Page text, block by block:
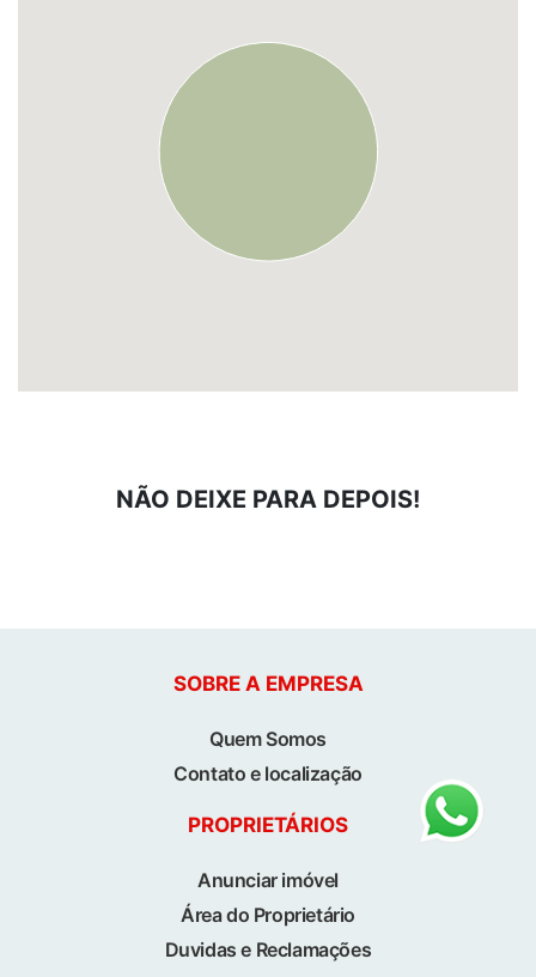
NÃO DEIXE PARA DEPOIS!
SOBRE A EMPRESA
Quem Somos
Contato e localização
PROPRIETÁRIOS
Anunciar imóvel
Área do Proprietário
Duvidas e Reclamações